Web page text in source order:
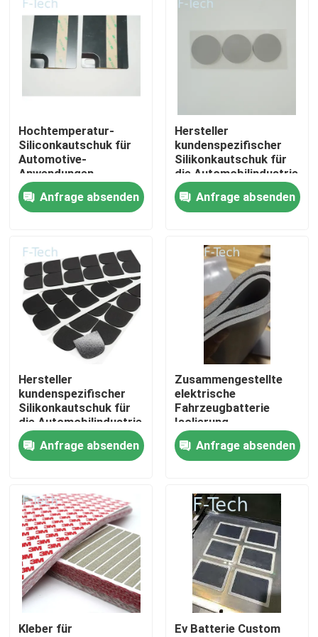
Produkte
Videos
Über uns
Werksbesichtigung
Qualitätskontrolle
Kontakt mit uns
Neuigkeiten
Rechtssachen
Hochtemperatur-
Siliconkautschuk für
Automotive-
Anwendungen
Anfrage absenden
Hersteller
kundenspezifischer
Silikonkautschuk für
die Automobilindustrie
Anfrage absenden
Hersteller
kundenspezifischer
Silikonkautschuk für
die Automobilindustrie
Anfrage absenden
Zusammengestellte
elektrische
Fahrzeugbatterie
Isolierung
Wärmeleitende
Silikonschaumfolie
Anfrage absenden
Kleber für
Ev Batterie Custom